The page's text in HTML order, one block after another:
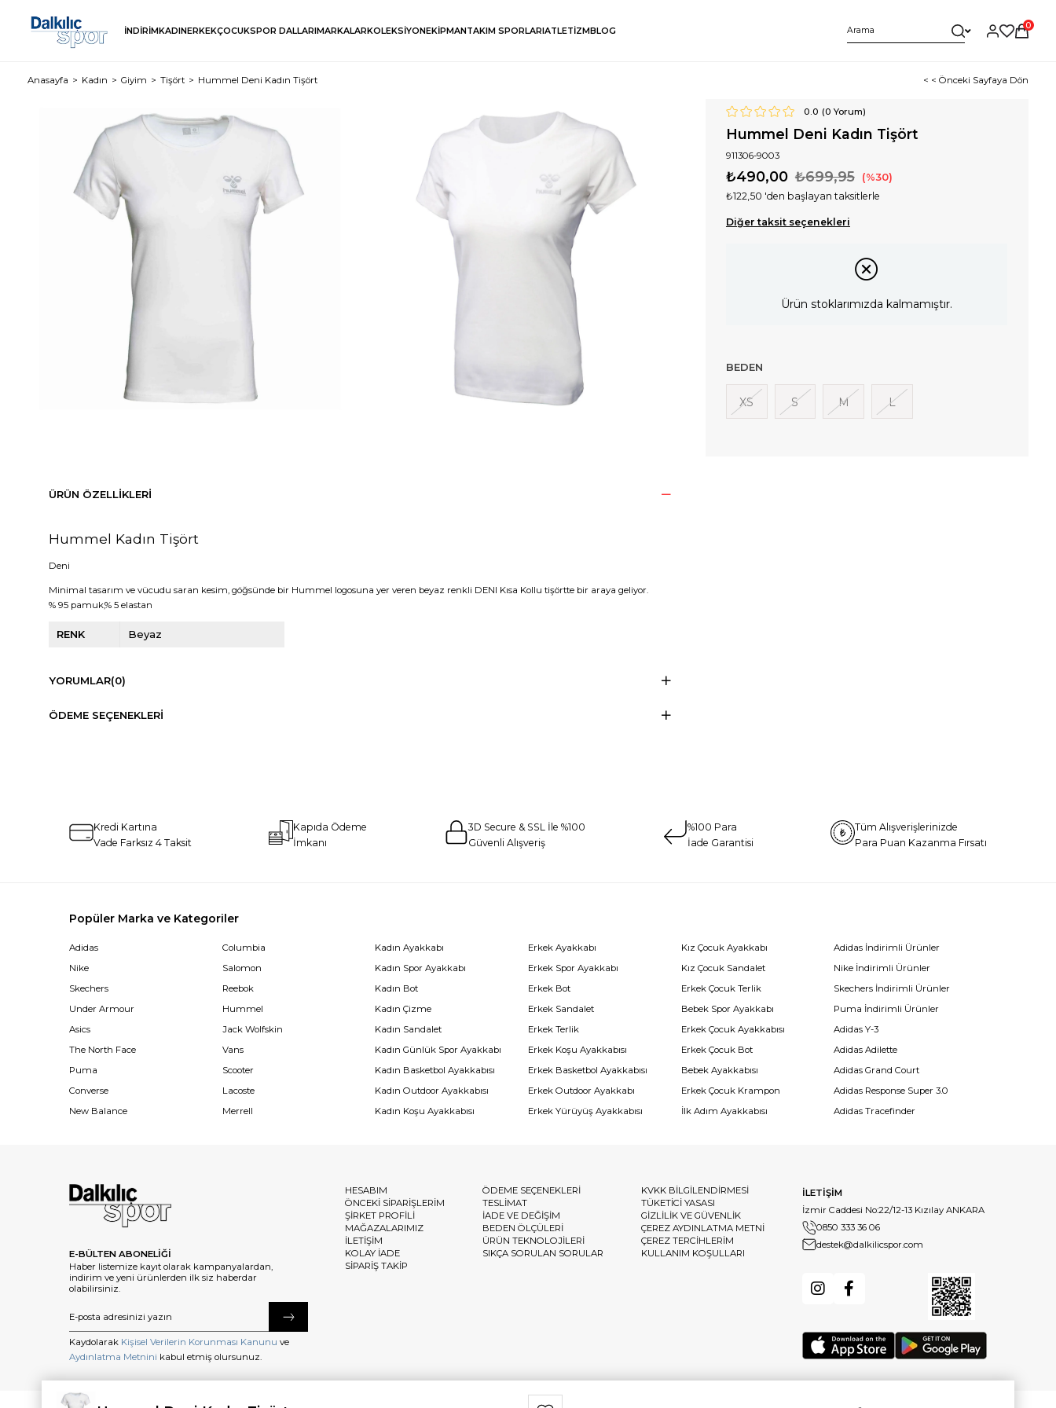
İNDİRİMKADINERKEKÇOCUKSPOR DALLARIMARKALARKOLEKSİYONEKİPMANTAKIM SPORLARIATLETİZMBLOG
0
Anasayfa Kadın Giyim Tişört Hummel Deni Kadın Tişört < < Önceki Sayfaya Dön
0.0 (0 Yorum)
Hummel Deni Kadın Tişört
911306-9003
₺699,95
₺490,00 30
₺122,50 'den başlayan taksitlerle
Diğer taksit seçenekleri
Ürün stoklarımızda kalmamıştır.
BEDEN
XS S M L
ÜRÜN ÖZELLIKLERI
Hummel Kadın Tişört
Deni
Minimal tasarım ve vücudu saran kesim, göğsünde bir Hummel logosuna yer veren beyaz renkli DENI Kısa Kollu tişörtte bir araya geliyor.
% 95 pamuk,% 5 elastan
RENK Beyaz
YORUMLAR(0)
ÖDEME SEÇENEKLERI
Kredi Kartına
Vade Farksız 4 Taksit
Kapıda Ödeme
İmkanı
3D Secure & SSL İle %100
Güvenli Alışveriş
%100 Para
İade Garantisi
Tüm Alışverişlerinizde
Para Puan Kazanma Fırsatı
Popüler Marka ve Kategoriler
Adidas
Nike
Skechers
Under Armour
Asics
The North Face
Puma
Converse
New Balance
Columbia
Salomon
Reebok
Hummel
Jack Wolfskin
Vans
Scooter
Lacoste
Merrell
Kadın Ayakkabı
Kadın Spor Ayakkabı
Kadın Bot
Kadın Çizme
Kadın Sandalet
Kadın Günlük Spor Ayakkabı
Kadın Basketbol Ayakkabısı
Kadın Outdoor Ayakkabısı
Kadın Koşu Ayakkabısı
Erkek Ayakkabı
Erkek Spor Ayakkabı
Erkek Bot
Erkek Sandalet
Erkek Terlik
Erkek Koşu Ayakkabısı
Erkek Basketbol Ayakkabısı
Erkek Outdoor Ayakkabı
Erkek Yürüyüş Ayakkabısı
Kız Çocuk Ayakkabı
Kız Çocuk Sandalet
Erkek Çocuk Terlik
Bebek Spor Ayakkabı
Erkek Çocuk Ayakkabısı
Erkek Çocuk Bot
Bebek Ayakkabısı
Erkek Çocuk Krampon
İlk Adım Ayakkabısı
Adidas İndirimli Ürünler
Nike İndirimli Ürünler
Skechers İndirimli Ürünler
Puma İndirimli Ürünler
Adidas Y-3
Adidas Adilette
Adidas Grand Court
Adidas Response Super 3.0
Adidas Tracefinder
E-BÜLTEN ABONELİĞİ
Haber listemize kayıt olarak kampanyalardan,
indirim ve yeni ürünlerden ilk siz haberdar
olabilirsiniz.
Kaydolarak Kişisel Verilerin Korunması Kanunu ve
Aydınlatma Metnini kabul etmiş olursunuz.
HESABIM
ÖNCEKİ SİPARİŞLERİM
ŞİRKET PROFİLİ
MAĞAZALARIMIZ
İLETİŞİM
KOLAY İADE
SİPARİŞ TAKİP
ÖDEME SEÇENEKLERİ
TESLİMAT
İADE VE DEĞİŞİM
BEDEN ÖLÇÜLERİ
ÜRÜN TEKNOLOJİLERİ
SIKÇA SORULAN SORULAR
KVKK BİLGİLENDİRMESİ
TÜKETİCİ YASASI
GİZLİLİK VE GÜVENLİK
ÇEREZ AYDINLATMA METNİ
ÇEREZ TERCİHLERİM
KULLANIM KOŞULLARI
İLETİŞİM
İzmir Caddesi No:22/12-13 Kızılay ANKARA
0850 333 36 06
destek@dalkilicspor.com